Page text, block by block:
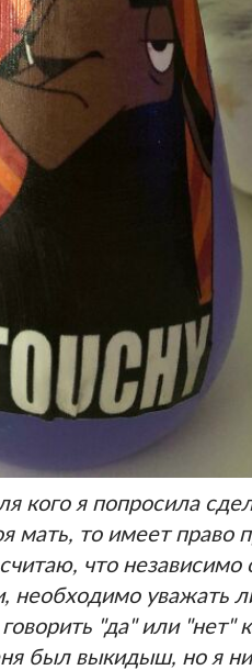
кого я попросила
мать, то имеет право
что независимо
необходимо уважать
"да" или "нет"
был выкидыш, но я ни